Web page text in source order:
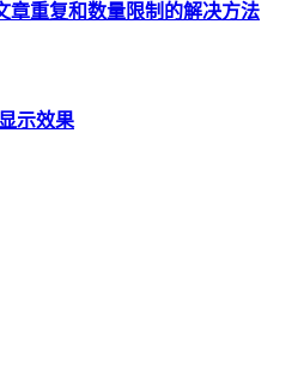
章重复和数量限制的解决方法
示效果